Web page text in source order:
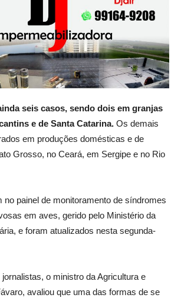
seis casos, sendo dois em granjas
e de Santa Catarina. Os demais
em produções domésticas e de
Grosso, no Ceará, em Sergipe e no Rio
no painel de monitoramento de síndromes
em aves, gerido pelo Ministério da
e foram atualizados nesta segunda-
o ministro da Agricultura e
avaliou que uma das formas de se